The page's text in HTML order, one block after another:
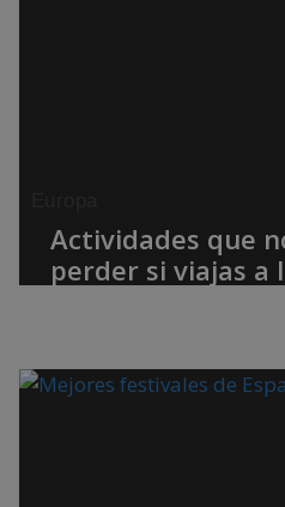
Actividades que
perder si viajas a